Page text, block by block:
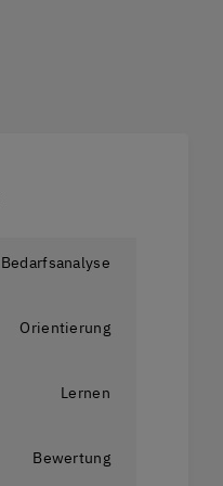
Bedarfsanalyse
Orientierung
Lernen
Bewertung